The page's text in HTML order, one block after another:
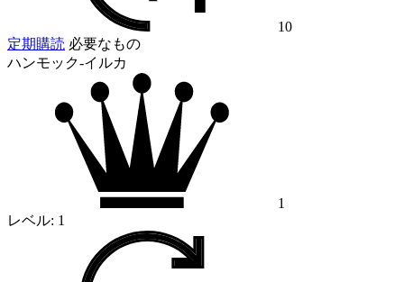
10
定期購読 必要なもの
ハンモック-イルカ
1
レベル: 1